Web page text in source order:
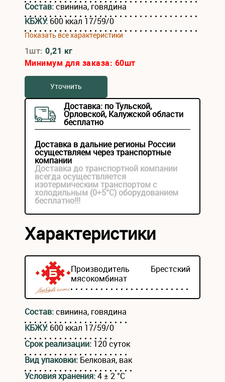
Состав:свинина, говядина
КБЖУ: 600 ккал 17/59/0
Показать все характеристики
1шт:0,21 кг
Минимум для заказа: 60шт
Уточнить
Доставка: по Тульской,
Орловской, Калужской области
бесплатно
Доставка в дальние регионы России
осуществляем через транспортные
компании
Доставка до транспортной компании
всегда осуществляется
изотермическим транспортом с
холодильным (0+5°С) оборудованием
бесплатно!!!
Характеристики
Производитель Брестский
мясокомбинат
Состав:свинина, говядина
КБЖУ: 600 ккал 17/59/0
Срок реализации: 120 суток
Вид упаковки: Белковая, вак
Условия хранения:4 ± 2 °С